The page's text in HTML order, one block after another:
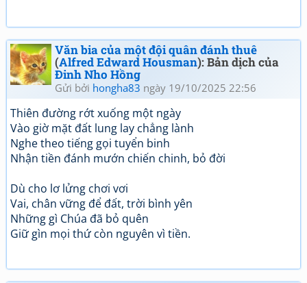
Văn bia của một đội quân đánh thuê
(Alfred Edward Housman): Bản dịch của
Đinh Nho Hồng
Gửi bởi hongha83 ngày 19/10/2025 22:56
Thiên đường rớt xuống một ngày
Vào giờ mặt đất lung lay chẳng lành
Nghe theo tiếng gọi tuyển binh
Nhận tiền đánh mướn chiến chinh, bỏ đời
Dù cho lơ lửng chơi vơi
Vai, chân vững để đất, trời bình yên
Những gì Chúa đã bỏ quên
Giữ gìn mọi thứ còn nguyên vì tiền.